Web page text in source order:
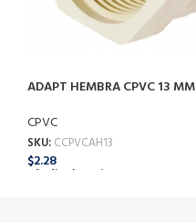
ADAPT HEMBRA CPVC 13 MM
CPVC
SKU: CCPVCAH13
$2.28
Añadir Al Carrito